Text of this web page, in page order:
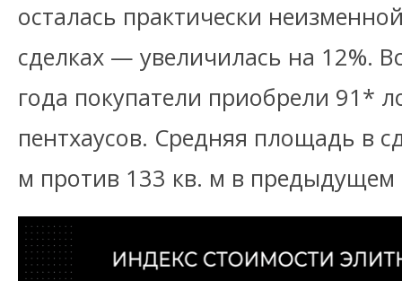
осталась практически
сделках — увеличилась на 12%.
года покупатели приобрели 91*
пентхаусов. Средняя площадь в
м против 133 кв. м в предыдущем